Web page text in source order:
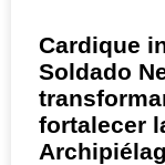
Cardique
Soldado
fortalecer